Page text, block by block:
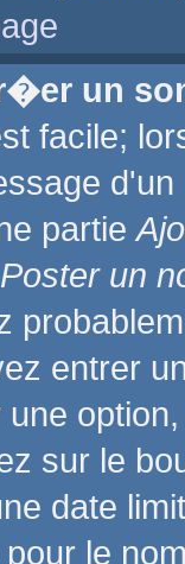
un
facile;
partie
Poster un
entrer
sur le
date
pour le